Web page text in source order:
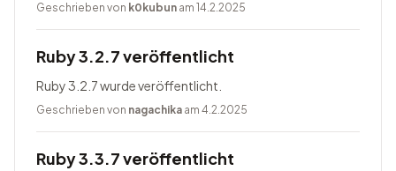
Geschrieben von k0kubun am 14.2.2025
Ruby 3.2.7 veröffentlicht
Ruby 3.2.7 wurde veröffentlicht.
Geschrieben von nagachika am 4.2.2025
Ruby 3.3.7 veröffentlicht